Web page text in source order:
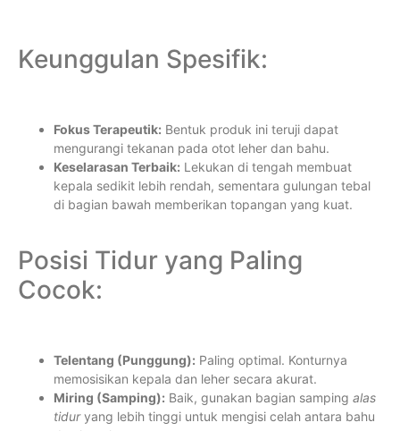
Keunggulan Spesifik:
Fokus Terapeutik: Bentuk produk ini teruji dapat
mengurangi tekanan pada otot leher dan bahu.
Keselarasan Terbaik: Lekukan di tengah membuat
kepala sedikit lebih rendah, sementara gulungan tebal
di bagian bawah memberikan topangan yang kuat.
Posisi Tidur yang Paling
Cocok:
Telentang (Punggung): Paling optimal. Konturnya
memosisikan kepala dan leher secara akurat.
Miring (Samping): Baik, gunakan bagian samping alas
tiduryang lebih tinggi untuk mengisi celah antara bahu